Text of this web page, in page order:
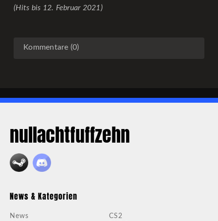
(Hits bis 12. Februar 2021)
Kommentare (0)
nullachtfuffzehn
News & Kategorien
News
CS2